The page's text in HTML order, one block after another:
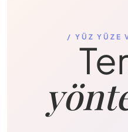
/ YÜZ YÜZE